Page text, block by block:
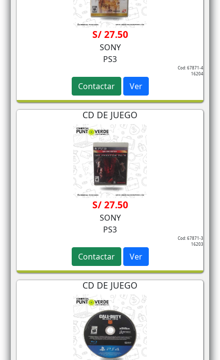
S/ 27.50
SONY
PS3
Cod: 67871-4
16204
Contactar Ver
CD DE JUEGO
S/ 27.50
SONY
PS3
Cod: 67871-3
16203
Contactar Ver
CD DE JUEGO